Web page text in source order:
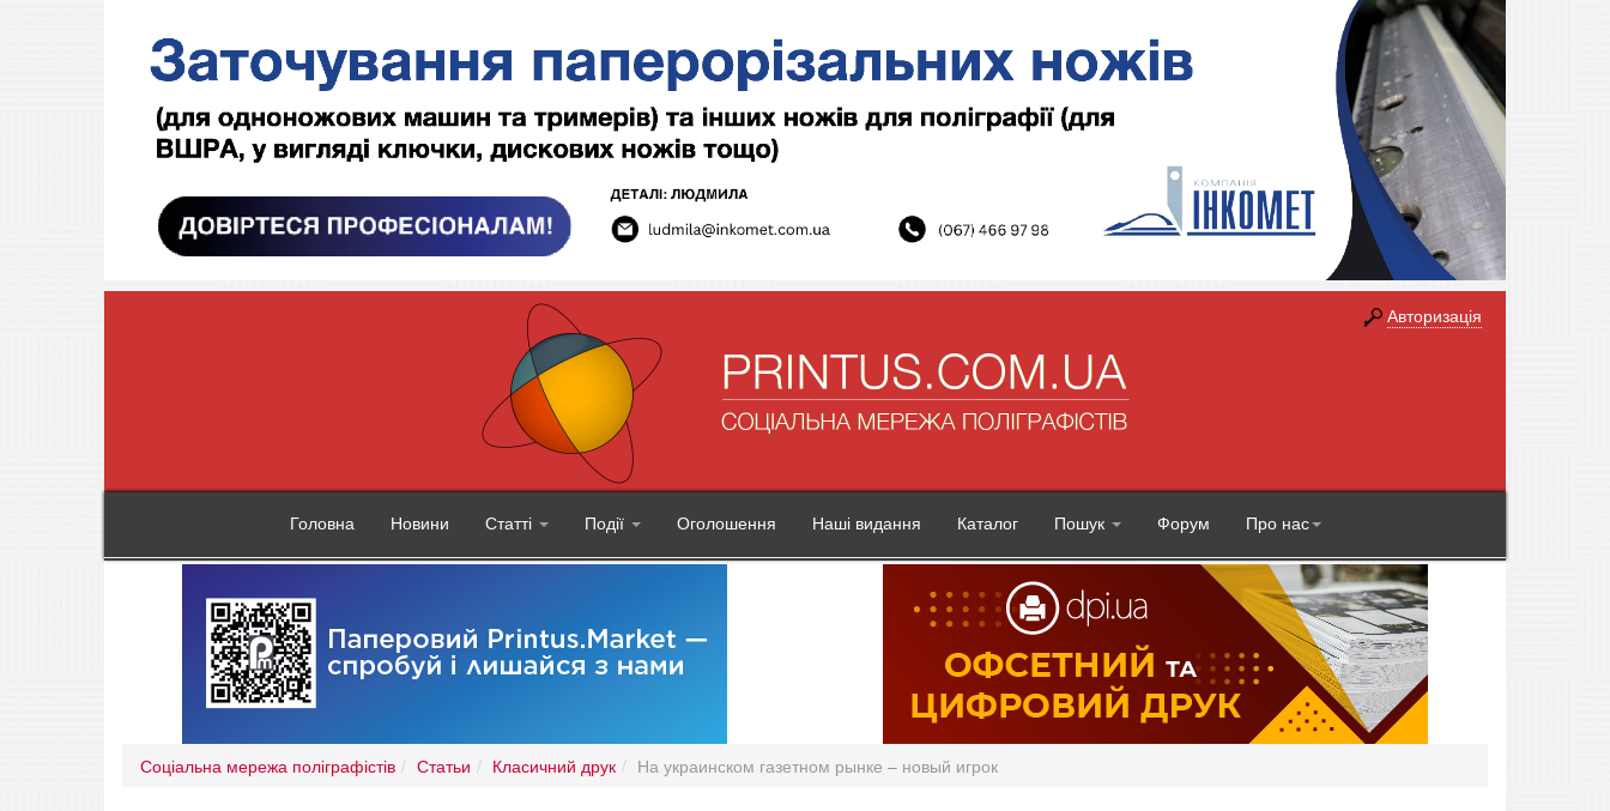
Авторизація
Головна Новини Статті Події Оголошення Наші видання Каталог Пошук Форум Про нас
Соціальна мережа поліграфістів Статьи Класичний друк На украинском газетном рынке – новый игрок